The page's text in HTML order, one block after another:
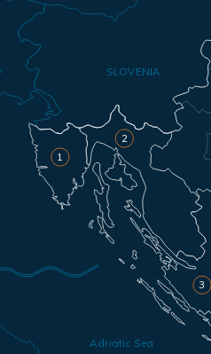
SLOVENIA
Adriatic Sea
1
2
3